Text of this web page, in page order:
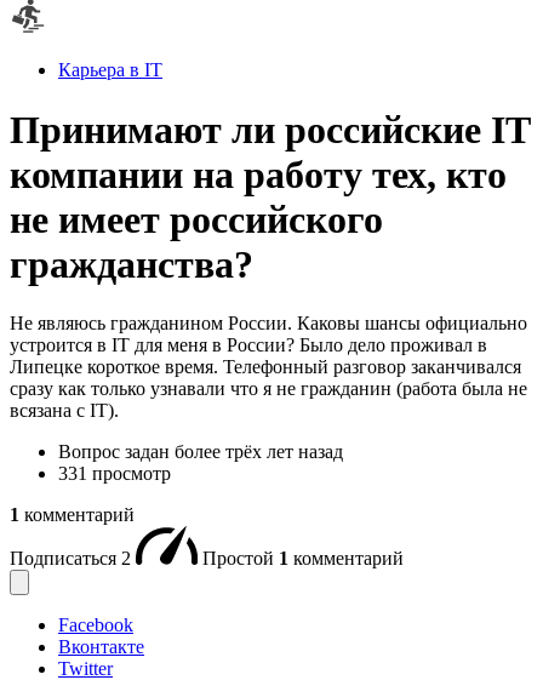
Карьера в IT
Принимают ли российские IT
компании на работу тех, кто
не имеет российского
гражданства?
Не являюсь гражданином России. Каковы шансы официально
устроится в IT для меня в России? Было дело проживал в
Липецке короткое время. Телефонный разговор заканчивался
сразу как только узнавали что я не гражданин (работа была не
всязана с IT).
Вопрос задан более трёх лет назад
331 просмотр
1 комментарий
Подписаться 2 Простой 1 комментарий
Facebook
Вконтакте
Twitter